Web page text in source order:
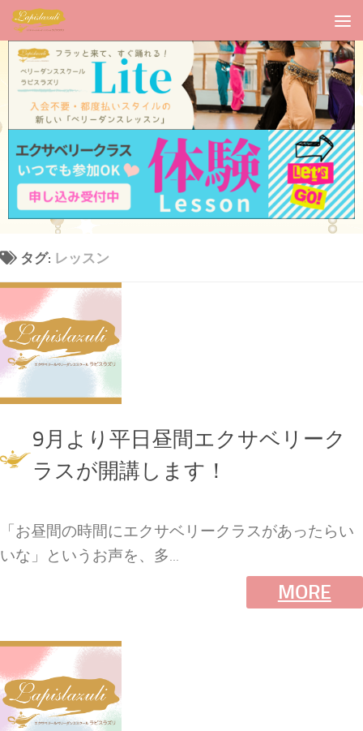
タグ: レッスン
9月より平日昼間エクサベリーク
ラスが開講します！
「お昼間の時間にエクサベリークラスがあったらい
いな」というお声を、多...
MORE